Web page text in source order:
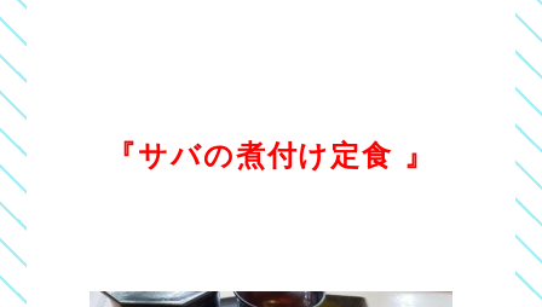
『サバの煮付け定食 』